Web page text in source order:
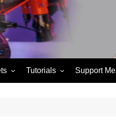
Tutorials Support